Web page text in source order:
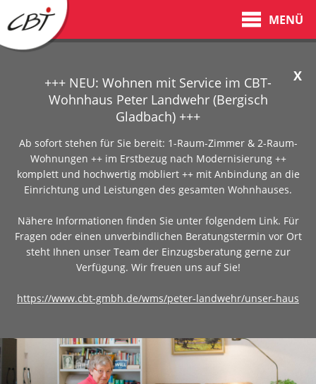
X
+++ NEU: Wohnen mit Service im CBT-
Wohnhaus Peter Landwehr (Bergisch
Gladbach) +++
Ab sofort stehen für Sie bereit: 1-Raum-Zimmer & 2-Raum-
Wohnungen ++ im Erstbezug nach Modernisierung ++
komplett und hochwertig möbliert ++ mit Anbindung an die
Einrichtung und Leistungen des gesamten Wohnhauses.
Nähere Informationen finden Sie unter folgendem Link. Für
Fragen oder einen unverbindlichen Beratungstermin vor Ort
steht Ihnen unser Team der Einzugsberatung gerne zur
Verfügung. Wir freuen uns auf Sie!
https://www.cbt-gmbh.de/wms/peter-landwehr/unser-haus
MENÜ